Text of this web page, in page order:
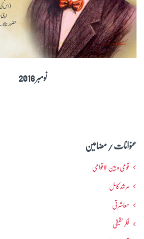
نومبر 2016
عنوانات / مضامین
قومی و بین الاقوامی
مرشدِ کامل
معاشرتی
فکرحقیقی